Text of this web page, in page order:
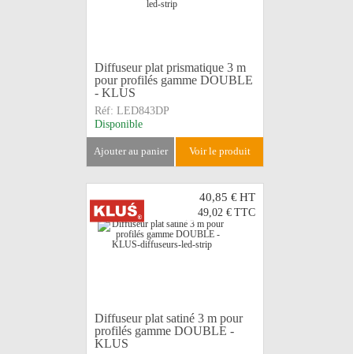
Diffuseur plat prismatique 3 m
pour profilés gamme DOUBLE
- KLUS
Réf: LED843DP
Disponible
ajouter au panier voir le produit
40,85 €HT
49,02 € TTC
Diffuseur plat satiné 3 m pour
profilés gamme DOUBLE -
KLUS